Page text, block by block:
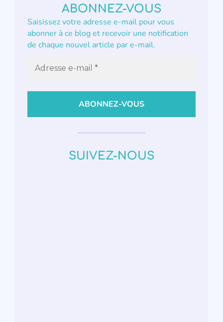
ABONNEZ-VOUS
Saisissez votre adresse e-mail pour vous
abonner à ce blog et recevoir une notification
de chaque nouvel article par e-mail.
SUIVEZ-NOUS